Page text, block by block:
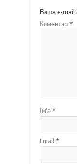
Ваша e-mail
Коментар *
Ім'я *
Email *